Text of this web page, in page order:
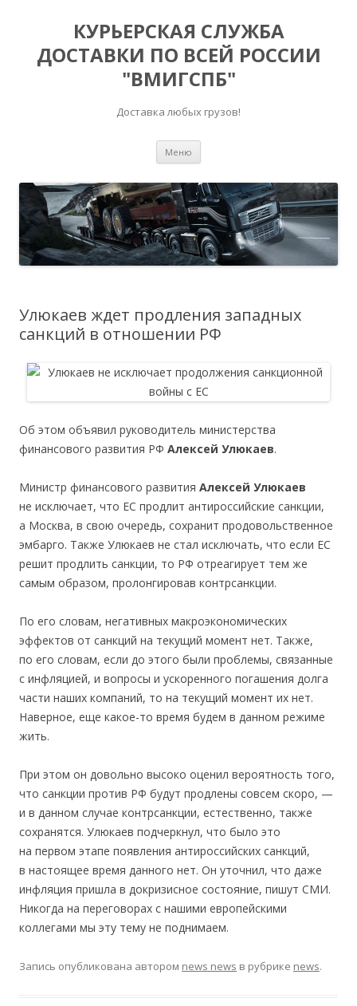
КУРЬЕРСКАЯ СЛУЖБА
ДОСТАВКИ ПО ВСЕЙ РОССИИ
"ВМИГСПБ"
Доставка любых грузов!
Меню
Улюкаев ждет продления западных
санкций в отношении РФ
Об этом объявил руководитель министерства
финансового развития РФ Алексей Улюкаев.
Министр финансового развития Алексей Улюкаев
не исключает, что EC продлит антироссийские санкции,
а Москва, в свою очередь, сохранит продовольственное
эмбарго. Также Улюкаев не стал исключать, что если ЕС
решит продлить санкции, то РФ отреагирует тем же
самым образом, пролонгировав контрсанкции.
По его словам, негативных макроэкономических
эффектов от санкций на текущий момент нет. Также,
по его словам, если до этого были проблемы, связанные
с инфляцией, и вопросы и ускоренного погашения долга
части наших компаний, то на текущий момент их нет.
Наверное, еще какое-то время будем в данном режиме
жить.
При этом он довольно высоко оценил вероятность того,
что санкции против РФ будут продлены совсем скоро, —
и в данном случае контрсанкции, естественно, также
сохранятся. Улюкаев подчеркнул, что было это
на первом этапе появления антироссийских санкций,
в настоящее время данного нет. Он уточнил, что даже
инфляция пришла в докризисное состояние, пишут СМИ.
Никогда на переговорах с нашими европейскими
коллегами мы эту тему не поднимаем.
Запись опубликована автором news news в рубрике news.